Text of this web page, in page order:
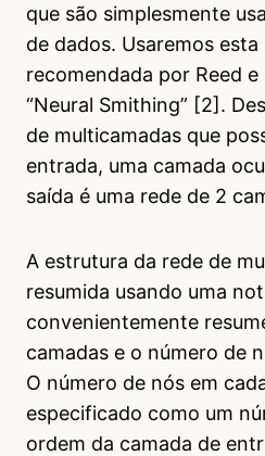
que são simplesmente
de dados. Usaremos
recomendada por Reed
“Neural Smithing” [2].
de multicamadas que
entrada, uma camada
saída é uma rede de 2
A estrutura da rede de
resumida usando uma
convenientemente
camadas e o número de
O número de nós em
especificado como um
ordem da camada de